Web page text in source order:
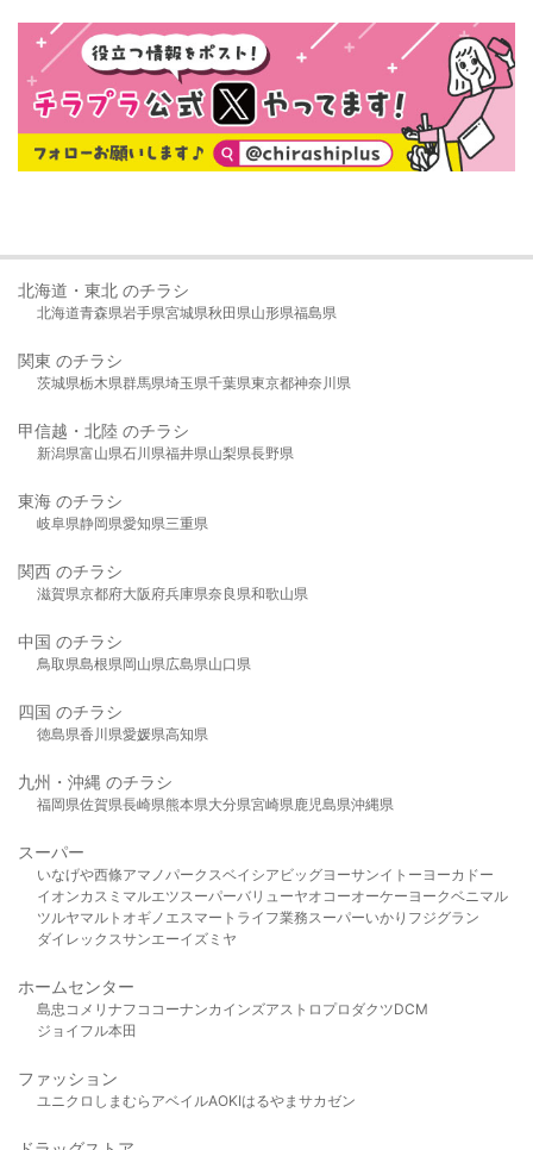
北海道・東北 のチラシ
北海道青森県岩手県宮城県秋田県山形県福島県
関東 のチラシ
茨城県栃木県群馬県埼玉県千葉県東京都神奈川県
甲信越・北陸 のチラシ
新潟県富山県石川県福井県山梨県長野県
東海 のチラシ
岐阜県静岡県愛知県三重県
関西 のチラシ
滋賀県京都府大阪府兵庫県奈良県和歌山県
中国 のチラシ
鳥取県島根県岡山県広島県山口県
四国 のチラシ
徳島県香川県愛媛県高知県
九州・沖縄 のチラシ
福岡県佐賀県長崎県熊本県大分県宮崎県鹿児島県沖縄県
スーパー
いなげや西條アマノパークスベイシア ビッグヨーサンイトーヨーカドー
イオンカスミ マルエツスーパーバリューヤオコーオーケー ヨークベニマル
ツルヤマルト オギノ エスマート ライフ業務スーパーいかり フジグラン
ダイレックスサンエーイズミヤ
ホームセンター
島忠 コメリ ナフコ コーナンカインズアストロプロダクツDCM
ジョイフル本田
ファッション
ユニクロ しまむら アベイルAOKIはるやま サカゼン